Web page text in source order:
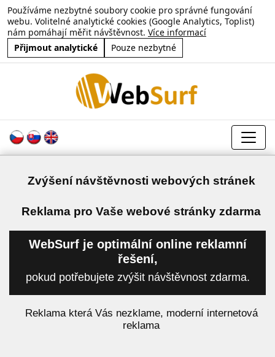
Používáme nezbytné soubory cookie pro správné fungování
webu. Volitelné analytické cookies (Google Analytics, Toplist)
nám pomáhají měřit návštěvnost. Více informací
Přijmout analytické
Pouze nezbytné
Zvýšení návštěvnosti webových stránek
Reklama pro Vaše webové stránky zdarma
WebSurf je optimální online reklamní
řešení,
pokud potřebujete zvýšit návštěvnost zdarma.
Reklama která Vás nezklame, moderní internetová
reklama